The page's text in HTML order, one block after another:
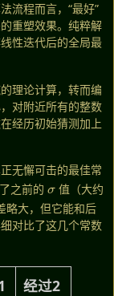
流程而言，“最好”
重塑效果。纯粹解
性迭代后的全局最
理论计算，转而编
对附近所有的整数
经历初始猜测加上
无懈可击的最佳常
之前的
σ
值（大约
略大，但它能和后
对比了这几个常数
经过2